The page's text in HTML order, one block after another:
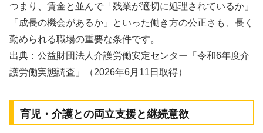
つまり、賃金と並んで「残業が適切に処理されているか」
「成長の機会があるか」といった働き方の公正さも、長く
勤められる職場の重要な条件です。
出典：公益財団法人介護労働安定センター「令和6年度介
護労働実態調査」（2026年6月11日取得）
育児・介護との両立支援と継続意欲